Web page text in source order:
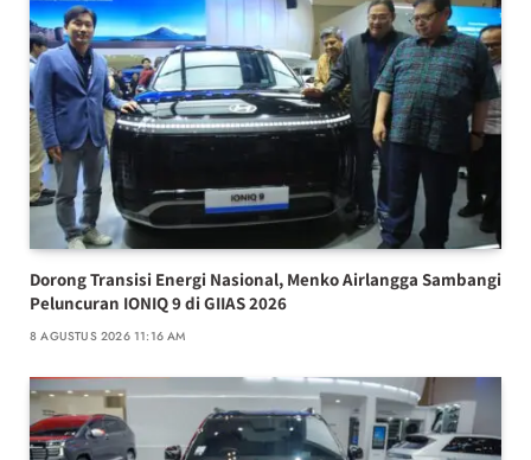
Dorong Transisi Energi Nasional, Menko Airlangga Sambangi
Peluncuran IONIQ 9 di GIIAS 2026
8 AGUSTUS 2026 11:16 AM